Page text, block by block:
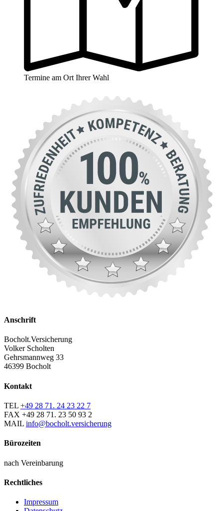
Termine am Ort Ihrer Wahl
Anschrift
Bocholt.Versicherung
Volker Scholten
Gehrsmannweg 33
46399 Bocholt
Kontakt
TEL +49 28 71. 24 23 22 7
FAX +49 28 71. 23 50 93 2
MAIL info@bocholt.versicherung
Bürozeiten
nach Vereinbarung
Rechtliches
Impressum